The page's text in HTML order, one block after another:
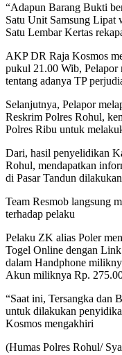
“Adapun Barang Bukti
Satu Unit Samsung Lipat
Satu Lembar Kertas
AKP DR Raja Kosmos
pukul 21.00 Wib, Pelapor
tentang adanya TP
Selanjutnya, Pelapor
Reskrim Polres Rohul,
Polres Ribu untuk
Dari, hasil penyelidikan
Rohul, mendapatkan
di Pasar Tandun
Team Resmob langsung
terhadap pelaku
Pelaku ZK alias Poler
Togel Online dengan
dalam Handphone
Akun miliknya Rp.
“Saat ini, Tersangka dan
untuk dilakukan
Kosmos mengakhiri
(Humas Polres Rohul/